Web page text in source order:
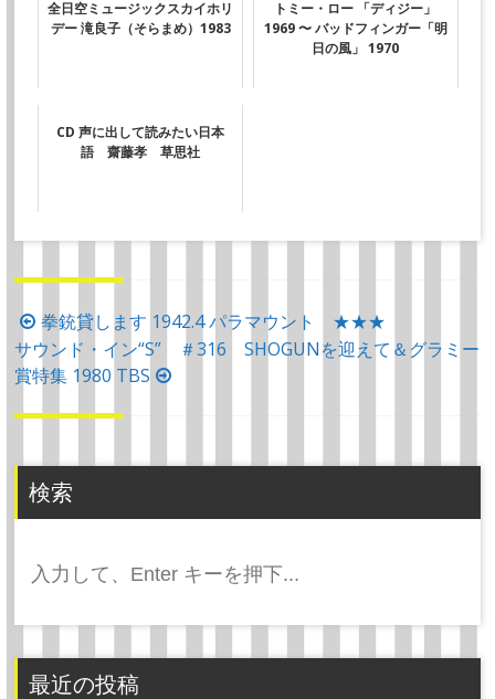
全日空ミュージックスカイホリ
デー 滝良子（そらまめ）1983
トミー・ロー 「ディジー」
1969 〜 バッドフィンガー「明
日の風」 1970
CD 声に出して読みたい日本
語 齋藤孝 草思社
投
稿
ナ
ビ
ー
シ
拳銃貸します 1942.4 パラマウント ★★★
サウンド・イン“S” ＃316 SHOGUNを迎えて＆グラミー
賞特集 1980 TBS
検索
索:
最近の投稿